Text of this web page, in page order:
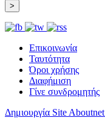
Επικοινωνία
Ταυτότητα
Όροι χρήσης
Διαφήμιση
Γίνε συνδρομητής
Δημιουργία Site Aboutnet